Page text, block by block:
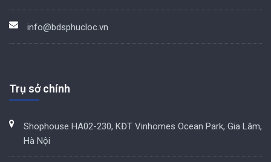
info@bdsphucloc.vn
Trụ sở chính
Shophouse HA02-230, KĐT Vinhomes Ocean Park, Gia Lâm,
Hà Nội